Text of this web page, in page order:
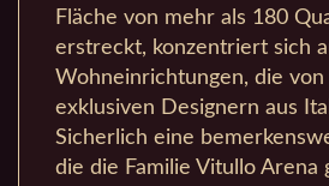
Fläche von mehr als 180
erstreckt, konzentriert sich
Wohneinrichtungen, die
exklusiven Designern aus
Sicherlich eine
die die Familie Vitullo Arena